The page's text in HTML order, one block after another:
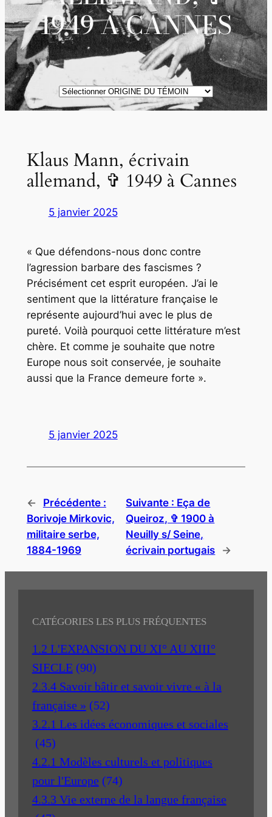
1949 À CANNES
ORIGINE
DES
Klaus Mann, écrivain
allemand, ✞ 1949 à Cannes
5 janvier 2025
« Que défendons-nous donc contre
l’agression barbare des fascismes ?
Précisément cet esprit européen. J’ai le
sentiment que la littérature française le
représente aujourd’hui avec le plus de
pureté. Voilà pourquoi cette littérature m’est
chère. Et comme je souhaite que notre
Europe nous soit conservée, je souhaite
aussi que la France demeure forte ».
5 janvier 2025
←
Précédente :
Borivoje Mirkovic,
militaire serbe,
1884-1969
Suivante : Eça de
Queiroz, ✞ 1900 à
Neuilly s/ Seine,
écrivain portugais
→
CATÉGORIES LES PLUS FRÉQUENTES
1.2 L'EXPANSION DU XI° AU XIII°
SIECLE (90)
2.3.4 Savoir bâtir et savoir vivre « à la
française » (52)
3.2.1 Les idées économiques et sociales
(45)
4.2.1 Modèles culturels et politiques
pour l'Europe (74)
4.3.3 Vie externe de la langue française